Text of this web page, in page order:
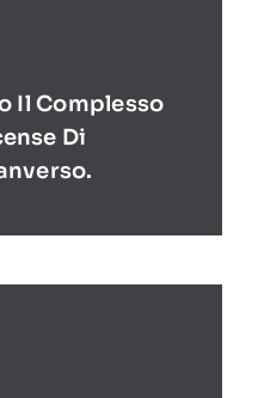
Il Complesso
Di